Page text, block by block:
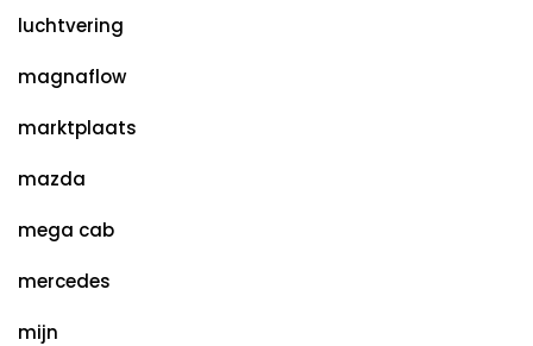
luchtvering
magnaflow
marktplaats
mazda
mega cab
mercedes
mijn